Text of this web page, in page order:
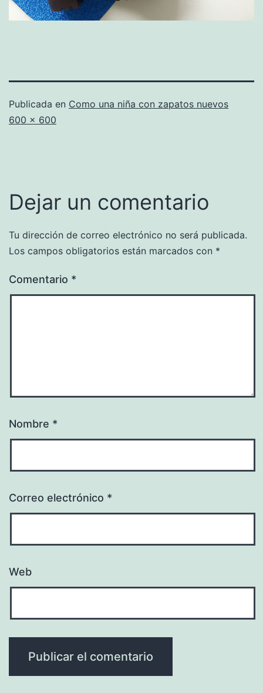
Publicada en Como una niña con zapatos nuevos
Tamaño
600 × 600
Dejar un comentario
Tu dirección de correo electrónico no será publicada.
Los campos obligatorios están marcados con *
Comentario *
Nombre *
Correo electrónico *
Web